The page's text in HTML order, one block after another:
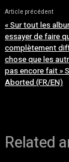
Article précédent
« Sur tout les
essayer de faire
complètement
chose que les
pas encore fait »
Aborted (FR/EN)
Related